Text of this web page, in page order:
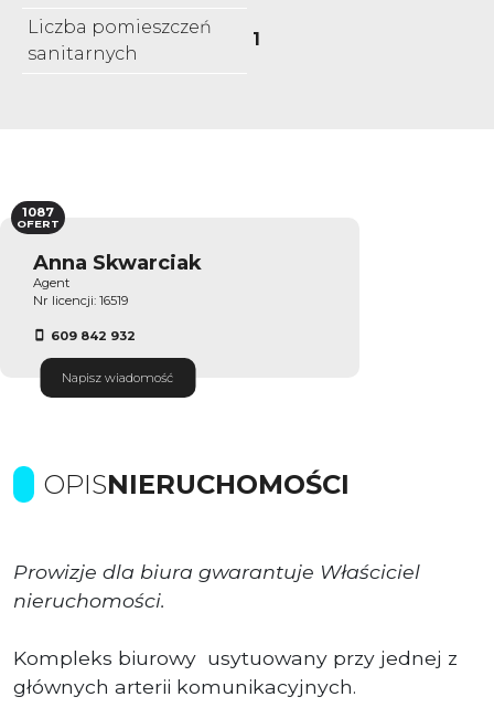
Liczba pomieszczeń
sanitarnych
1
Anna Skwarciak
Agent
Nr licencji: 16519
609 842 932
Napisz wiadomość
1087
OFERT
OPISNIERUCHOMOŚCI
Prowizje dla biura gwarantuje Właściciel
nieruchomości.
Kompleks biurowy usytuowany przy jednej z
głównych arterii komunikacyjnych.